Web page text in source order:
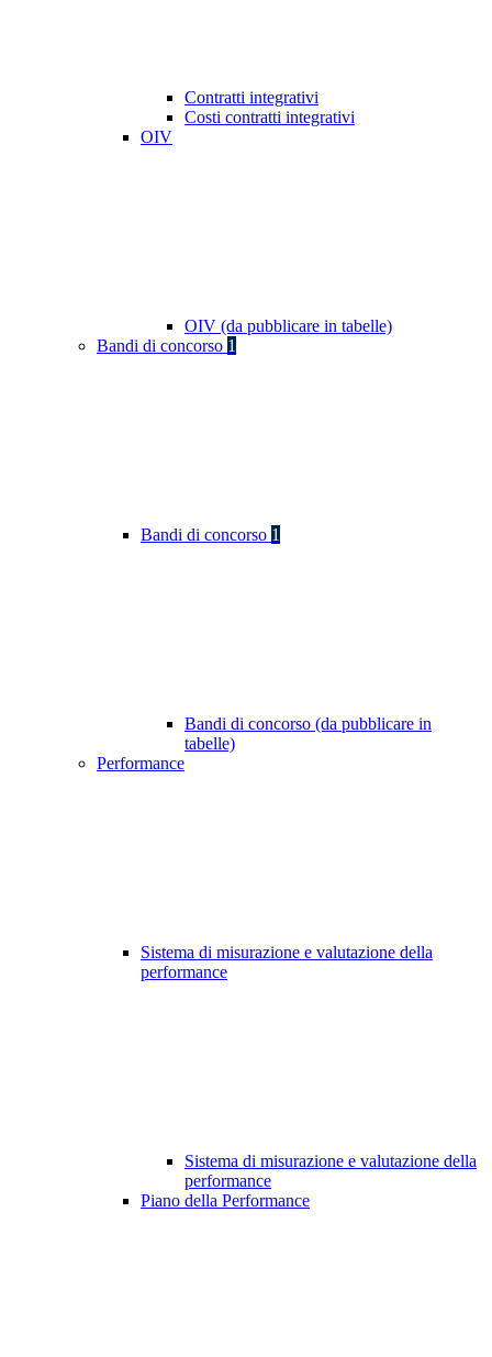
Contratti integrativi
Costi contratti integrativi
OIV
OIV (da pubblicare in tabelle)
Bandi di concorso 1
Bandi di concorso 1
Bandi di concorso (da pubblicare in
tabelle)
Performance
Sistema di misurazione e valutazione della
performance
Sistema di misurazione e valutazione della
performance
Piano della Performance